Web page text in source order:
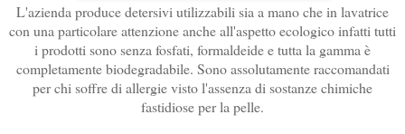
L'azienda produce detersivi utilizzabili sia a mano che in lavatrice
con una particolare attenzione anche all'aspetto ecologico infatti tutti
i prodotti sono senza fosfati, formaldeide e tutta la gamma è
completamente biodegradabile. Sono assolutamente raccomandati
per chi soffre di allergie visto l'assenza di sostanze chimiche
fastidiose per la pelle.